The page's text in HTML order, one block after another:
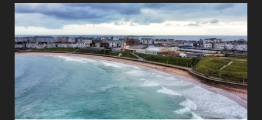
UND
AKTIVITÄTEN